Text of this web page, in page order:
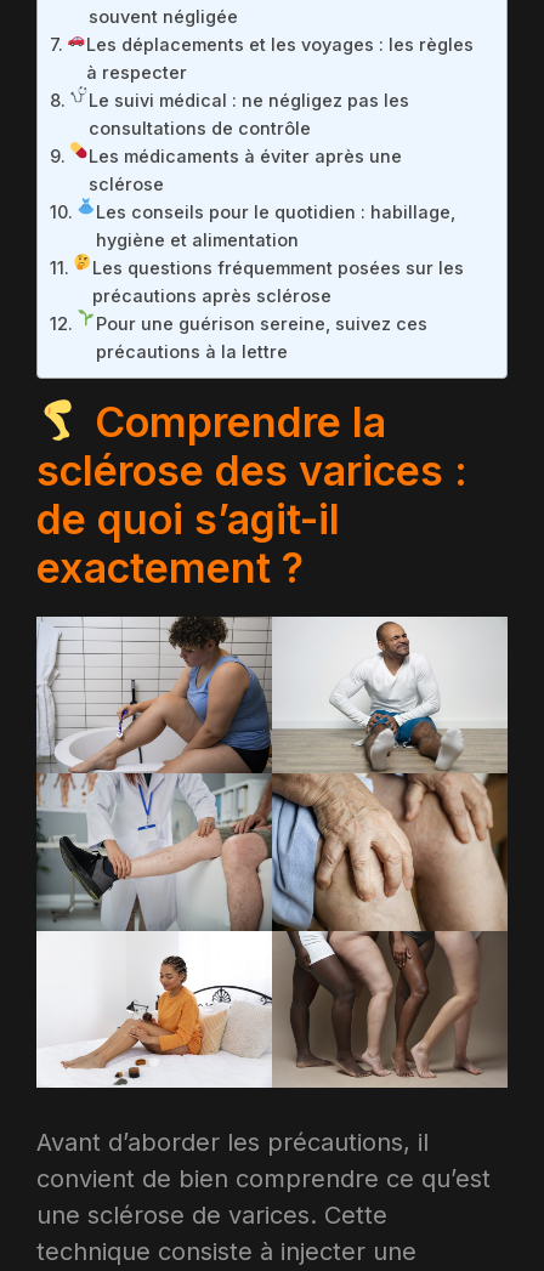
souvent négligée
Les déplacements et les voyages : les règles
à respecter
Le suivi médical : ne négligez pas les
consultations de contrôle
Les médicaments à éviter après une
sclérose
Les conseils pour le quotidien : habillage,
hygiène et alimentation
Les questions fréquemment posées sur les
précautions après sclérose
Pour une guérison sereine, suivez ces
précautions à la lettre
Comprendre la
sclérose des varices :
de quoi s’agit-il
exactement ?
Avant d’aborder les précautions, il
convient de bien comprendre ce qu’est
une sclérose de varices. Cette
technique consiste à injecter une